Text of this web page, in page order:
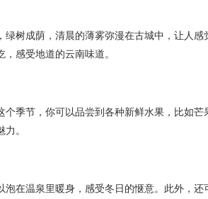
树成荫，清晨的薄雾弥漫在古城中，让人感
感受地道的云南味道。
季节，你可以品尝到各种新鲜水果，比如芒
。
在温泉里暖身，感受冬日的惬意。此外，还